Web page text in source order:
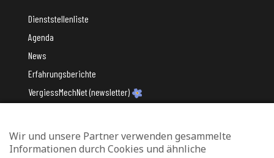
Dienststellenliste
Agenda
News
Erfahrungsberichte
VergiessMechNet (newsletter)
Mit Unterstützung des
Wir und unsere Partner verwenden gesammelte
Informationen durch Cookies und ähnliche